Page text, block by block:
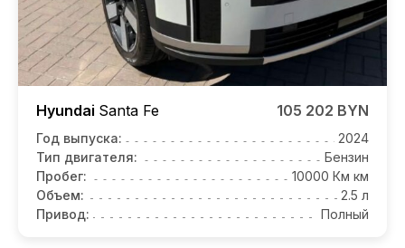
Hyundai Santa Fe 105 202 BYN
Год выпуска:
2024
Тип двигателя:
Бензин
Пробег:
10000 Км км
Объем:
2.5 л
Привод:
Полный